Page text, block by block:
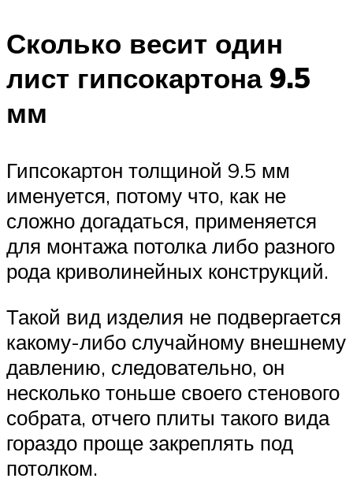
Сколько весит один
лист гипсокартона 9.5
мм
Гипсокартон толщиной 9.5 мм
именуется, потому что, как не
сложно догадаться, применяется
для монтажа потолка либо разного
рода криволинейных конструкций.
Такой вид изделия не подвергается
какому-либо случайному внешнему
давлению, следовательно, он
несколько тоньше своего стенового
собрата, отчего плиты такого вида
гораздо проще закреплять под
потолком.